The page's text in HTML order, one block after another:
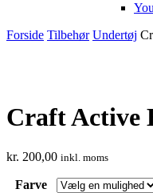
You
Forside Tilbehør Undertøj
Craft Active
kr. 200,00 inkl. moms
Farve